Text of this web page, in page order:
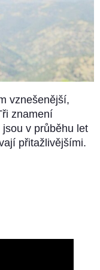
vznešenější,
znamení
v průběhu let
přitažlivějšími.